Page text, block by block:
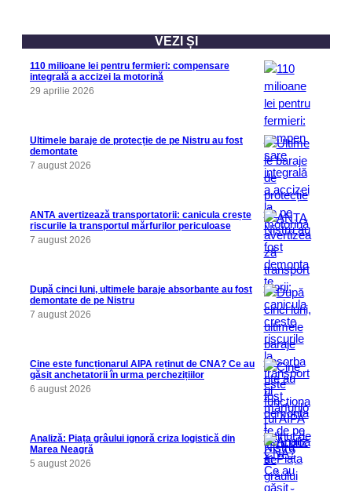
VEZI ȘI
110 milioane lei pentru fermieri: compensare
integrală a accizei la motorină
29 aprilie 2026
Ultimele baraje de protecție de pe Nistru au fost
demontate
7 august 2026
ANTA avertizează transportatorii: canicula crește
riscurile la transportul mărfurilor periculoase
7 august 2026
După cinci luni, ultimele baraje absorbante au fost
demontate de pe Nistru
7 august 2026
Cine este funcționarul AIPA reținut de CNA? Ce au
găsit anchetatorii în urma perchezițiilor
6 august 2026
Analiză: Piața grâului ignoră criza logistică din
Marea Neagră
5 august 2026